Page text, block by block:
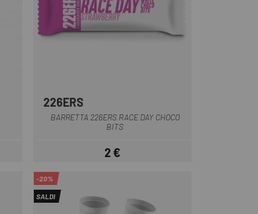
226ERS
BARRETTA 226ERS RACE DAY CHOCO
BITS
Prezzo
2 €
-20%
SALDI